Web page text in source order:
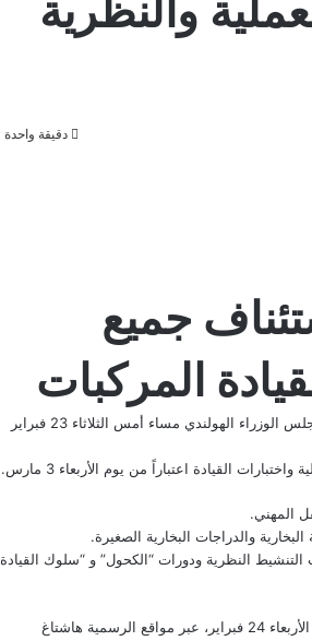
والنظرية
دقيقة واحدة
جميع
المركبات
وأعرب المكتب المركزي لاختبارات القيادة في هولندا ” سي_بي_أر” عن سروره بقرار مجلس الوزراء الهولندي مساء أمس الثلاثاء 23 فبراير
القيادة اعتباراً من يوم الأربعاء 3 مارس.
المهني.
النظرية ودورات “الكحول” و “سلوك القيادة
وسنقوم ينشر المزيد من المعلومات حول استئناف الامتحانات اعتباراً من 3 مارس اليوم الأربعاء 24 فبراير، عبر مواقع الرسمية هاشتاغ